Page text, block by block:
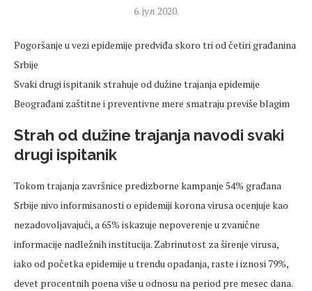
6. јул 2020.
Pogoršanje u vezi epidemije predviđa skoro tri od četiri građanina
Srbije
Svaki drugi ispitanik strahuje od dužine trajanja epidemije
Beograđani zaštitne i preventivne mere smatraju previše blagim
Strah od dužine trajanja navodi svaki
drugi ispitanik
Tokom trajanja završnice predizborne kampanje 54% građana
Srbije nivo informisanosti o epidemiji korona virusa ocenjuje kao
nezadovoljavajući, a 65% iskazuje nepoverenje u zvanične
informacije nadležnih institucija. Zabrinutost za širenje virusa,
iako od početka epidemije u trendu opadanja, raste i iznosi 79%,
devet procentnih poena više u odnosu na period pre mesec dana.